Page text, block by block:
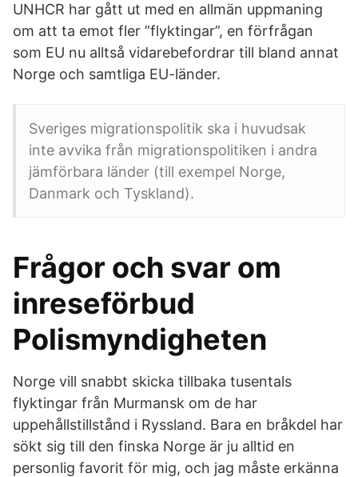
UNHCR har gått ut med en allmän uppmaning
om att ta emot fler ”flyktingar”, en förfrågan
som EU nu alltså vidarebefordrar till bland annat
Norge och samtliga EU-länder.
Sveriges migrationspolitik ska i huvudsak
inte avvika från migrationspolitiken i andra
jämförbara länder (till exempel Norge,
Danmark och Tyskland).
Frågor och svar om
inreseförbud
Polismyndigheten
Norge vill snabbt skicka tillbaka tusentals
flyktingar från Murmansk om de har
uppehållstillstånd i Ryssland. Bara en bråkdel har
sökt sig till den finska Norge är ju alltid en
personlig favorit för mig, och jag måste erkänna